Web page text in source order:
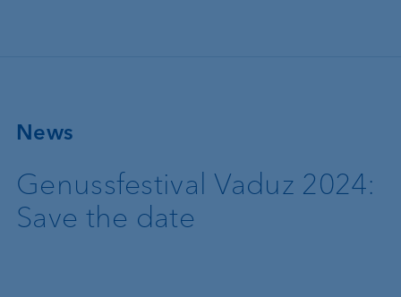
News
Genussfestival Vaduz 2024:
Save the date